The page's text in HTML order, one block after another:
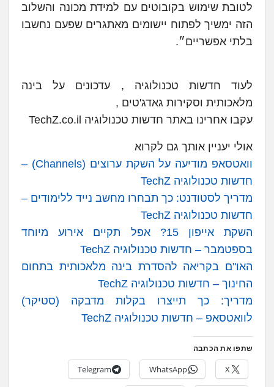
לטובת שימוש בקובוטים עם למידת מכונה והשלוב
הזה ימשיך לפתוח יישומים מאתגרים שפעם נחשבו
בלתי אפשריים״.
לעוד חדשות טכנולוגיה , עדכונים על בינה
מלאכותית וסקירות גאדג'טים ,
עקבו אחרינו באתר חדשות טכנולוגיה TechZ.co.il
אולי יעניין אותך גם לקרוא
וואטסאפ מודיעה על השקת ערוצים (Channels) –
חדשות טכנולוגיה TechZ
מדריך לסטודנט: כך תבחרו מחשב נייד ללימודים –
חדשות טכנולוגיה TechZ
השקת אייפון 15? אפל תקיים אירוע מיוחד
בספטמבר – חדשות טכנולוגיה TechZ
האו"ם בקריאה להסדרת בינה מלאכותית בתחום
החינוך – חדשות טכנולוגיה TechZ
מדריך: כך תייצרו בקלות מדבקה (סטיקר)
לוואטסאפ – חדשות טכנולוגיה TechZ
שתפו את הכתבה
X
WhatsApp
Telegram